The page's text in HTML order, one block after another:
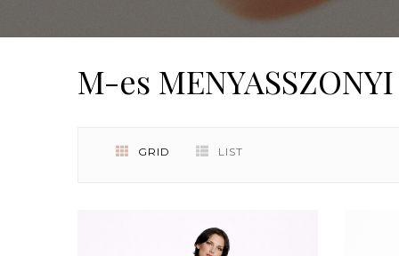
M-es
GRID LIST